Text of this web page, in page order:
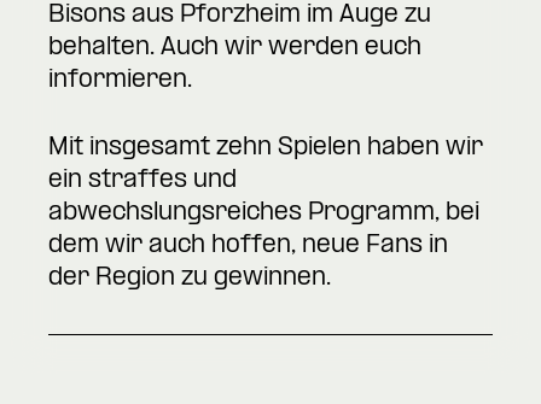
Bisons aus Pforzheim im Auge zu
behalten. Auch wir werden euch
informieren.
Mit insgesamt zehn Spielen haben wir
ein straffes und
abwechslungsreiches Programm, bei
dem wir auch hoffen, neue Fans in
der Region zu gewinnen.